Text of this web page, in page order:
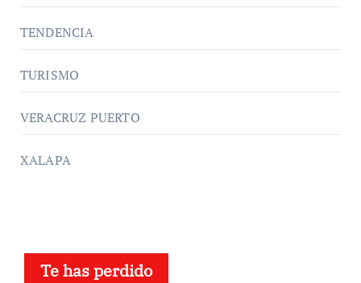
TENDENCIA
TURISMO
VERACRUZ PUERTO
XALAPA
Te has perdido